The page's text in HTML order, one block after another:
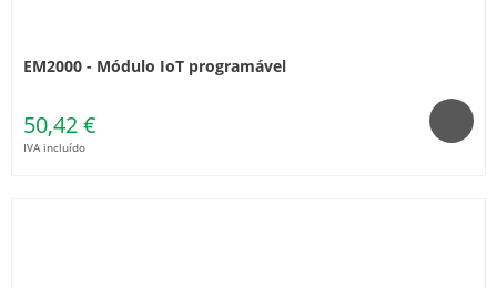
EM2000 - Módulo IoT programável
50,42 €
IVA incluído